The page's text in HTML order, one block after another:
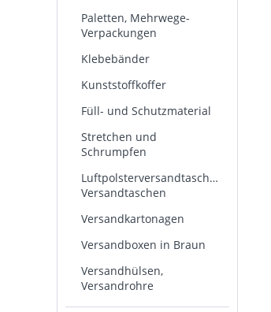
Paletten, Mehrwege-
Verpackungen
Klebebänder
Kunststoffkoffer
Füll- und Schutzmaterial
Stretchen und
Schrumpfen
Luftpolsterversandtaschen,
Versandtaschen
Versandkartonagen
Versandboxen in Braun
Versandhülsen,
Versandrohre